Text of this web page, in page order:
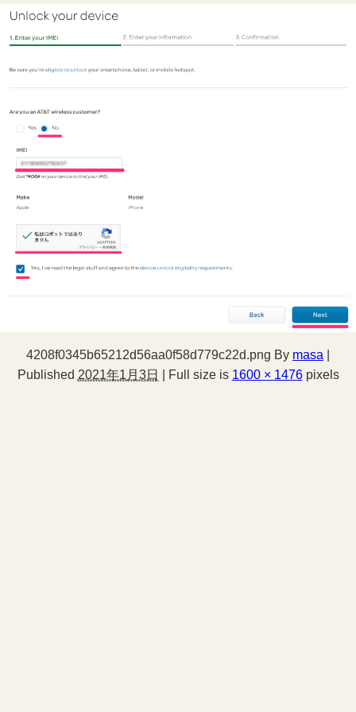
4208f0345b65212d56aa0f58d779c22d.png By masa
Published 2021年1月3日 Full size is 1600 × 1476pixels